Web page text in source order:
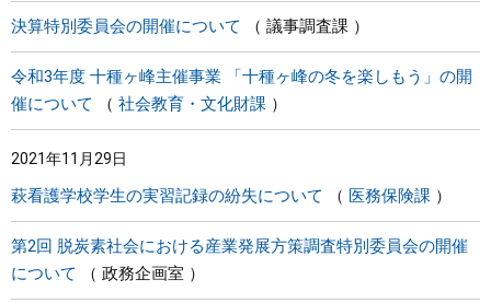
決算特別委員会の開催について 議事調査課
令和3年度 十種ヶ峰主催事業 「十種ヶ峰の冬を楽しもう」の開
催について
社会教育・文化財課
2021年11月29日
萩看護学校学生の実習記録の紛失について 医務保険課
第2回 脱炭素社会における産業発展方策調査特別委員会の開催
について
政務企画室